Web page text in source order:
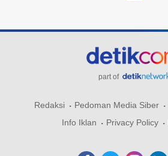
part of
Redaksi Pedoman Media Siber
Info Iklan
Privacy Policy